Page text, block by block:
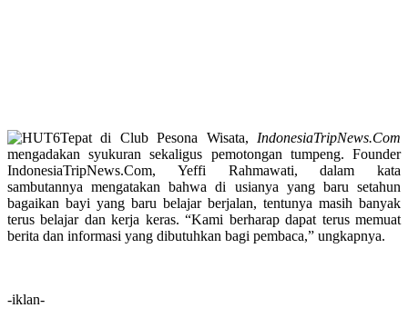
Tepat di Club Pesona Wisata, IndonesiaTripNews.Com
mengadakan syukuran sekaligus pemotongan tumpeng. Founder
IndonesiaTripNews.Com, Yeffi Rahmawati, dalam kata
sambutannya mengatakan bahwa di usianya yang baru setahun
bagaikan bayi yang baru belajar berjalan, tentunya masih banyak
terus belajar dan kerja keras. “Kami berharap dapat terus memuat
berita dan informasi yang dibutuhkan bagi pembaca,” ungkapnya.
-iklan-